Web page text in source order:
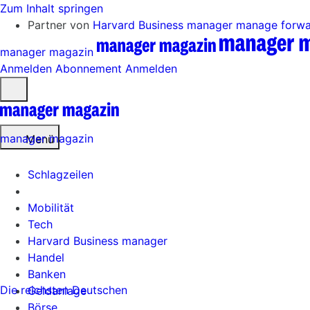
Zum Inhalt springen
Partner von Harvard Business manager manage
manager magazin
Anmelden Abonnement Anmelden
öffnen
Menü
Schlagzeilen
Mobilität
Tech
Harvard Business manager
Handel
Banken
Geldanlage
Börse
manager magazin
Die reichsten Deutschen